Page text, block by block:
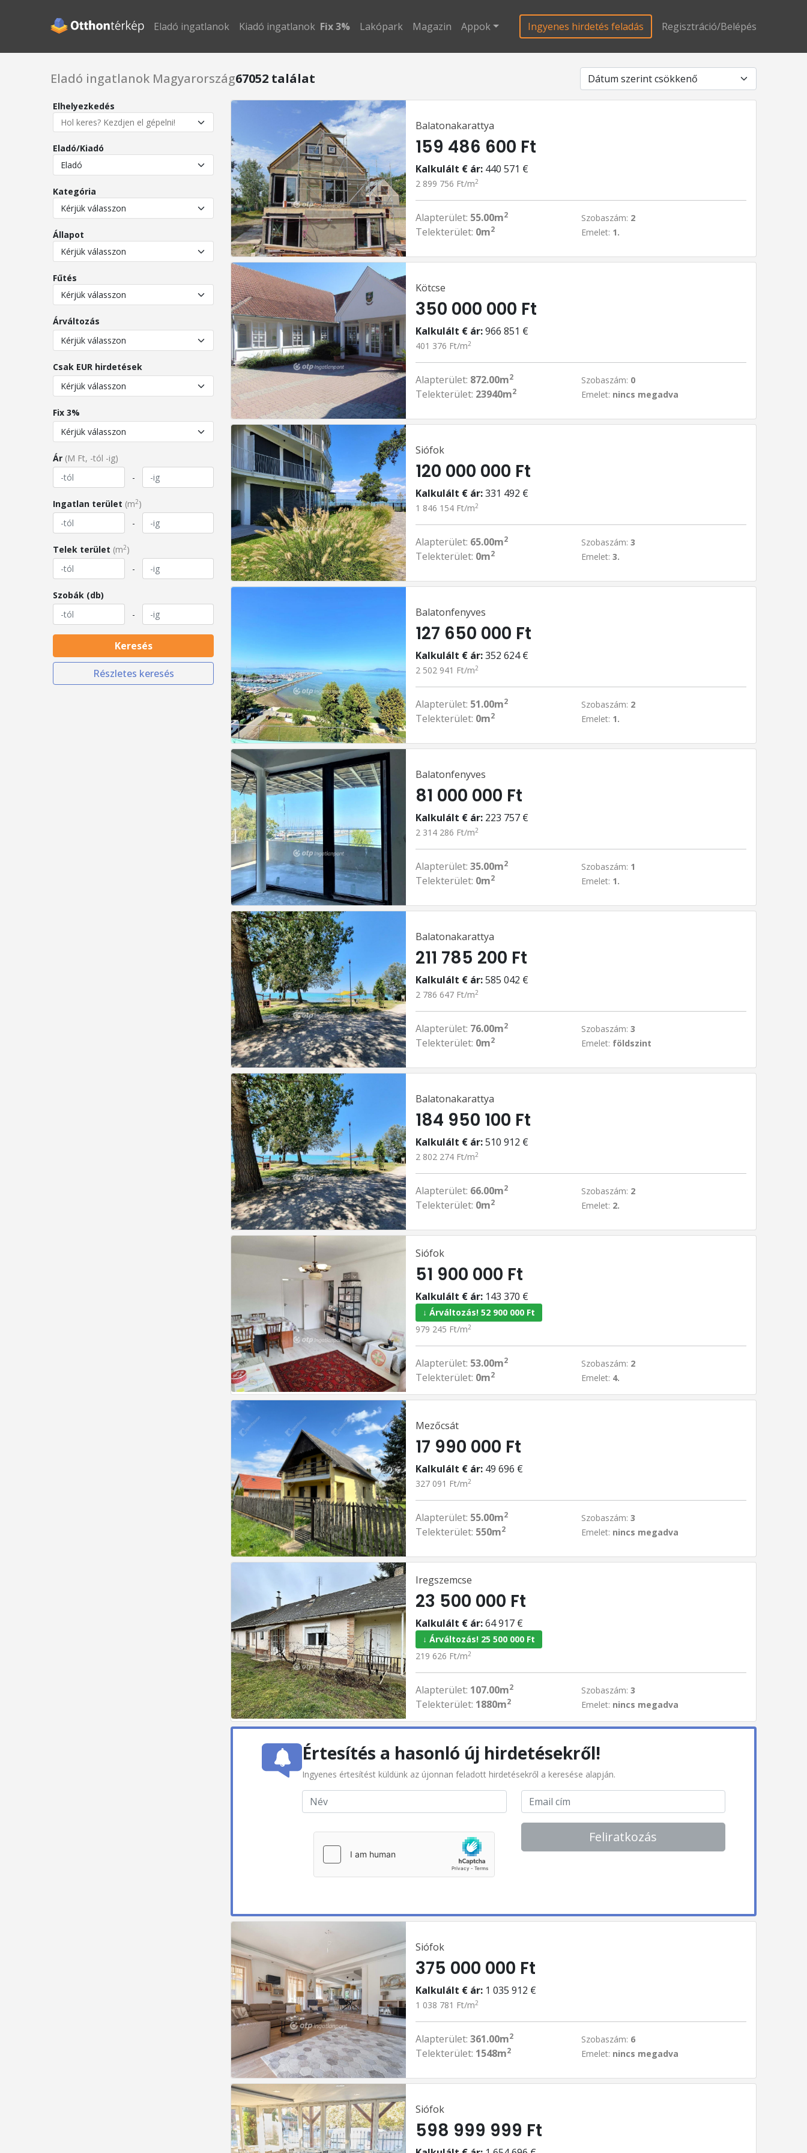
Eladó ingatlanok Kiadó ingatlanok Fix 3% Lakópark Magazin Appok Ingyenes hirdetés feladás Regisztráció/Belépés
Eladó ingatlanok Magyarország67052 találat
Elhelyezkedés
Eladó/Kiadó
Kategória
Állapot
Fűtés
Árváltozás
Csak EUR hirdetések
Fix 3%
Ár (M Ft, -tól -ig)
-
Ingatlan terület (m2)
-
Telek terület (m2)
-
Szobák (db)
-
Keresés
Részletes keresés
Balatonakarattya
159 486 600 Ft
Kalkulált € ár: 440 571 €
2 899 756 Ft/m2
Alapterület: 55.00m2
Telekterület: 0m2
Szobaszám: 2
Emelet: 1.
Kötcse
350 000 000 Ft
Kalkulált € ár:966 851 €
401 376 Ft/m2
Alapterület: 872.00m2
Telekterület: 23940m2
Szobaszám: 0
Emelet: nincs megadva
Siófok
120 000 000 Ft
Kalkulált € ár:331 492 €
1 846 154 Ft/m2
Alapterület: 65.00m2
Telekterület: 0m2
Szobaszám: 3
Emelet: 3.
Balatonfenyves
127 650 000 Ft
Kalkulált € ár:352 624 €
2 502 941 Ft/m2
Alapterület: 51.00m2
Telekterület: 0m2
Szobaszám: 2
Emelet: 1.
Balatonfenyves
81 000 000 Ft
Kalkulált € ár: 223 757 €
2 314 286 Ft/m2
Alapterület:35.00m2
Telekterület: 0m2
Szobaszám: 1
Emelet: 1.
Balatonakarattya
211 785 200 Ft
Kalkulált € ár:585 042 €
2 786 647 Ft/m2
Alapterület: 76.00m2
Telekterület: 0m2
Szobaszám: 3
Emelet: földszint
Balatonakarattya
184 950 100 Ft
Kalkulált € ár:510 912 €
2 802 274 Ft/m2
Alapterület: 66.00m2
Telekterület: 0m2
Szobaszám: 2
Emelet: 2.
Siófok
51 900 000 Ft
Kalkulált € ár: 143 370 €
↓ Árváltozás! 52 900 000 Ft
979 245 Ft/m2
Alapterület: 53.00m2
Telekterület: 0m2
Szobaszám: 2
Emelet: 4.
Mezőcsát
17 990 000 Ft
Kalkulált € ár: 49 696 €
327 091 Ft/m2
Alapterület: 55.00m2
Telekterület: 550m2
Szobaszám: 3
Emelet: nincs megadva
Iregszemcse
23 500 000 Ft
Kalkulált € ár:64 917 €
↓ Árváltozás! 25 500 000 Ft
219 626 Ft/m2
Alapterület: 107.00m2
Telekterület: 1880m2
Szobaszám: 3
Emelet: nincs megadva
Értesítés a hasonló új hirdetésekről!
Ingyenes értesítést küldünk az újonnan feladott hirdetésekről a keresése alapján.
Feliratkozás
Siófok
375 000 000 Ft
Kalkulált € ár: 1 035 912 €
1 038 781 Ft/m2
Alapterület:361.00m2
Telekterület: 1548m2
Szobaszám: 6
Emelet: nincs megadva
Siófok
598 999 999 Ft